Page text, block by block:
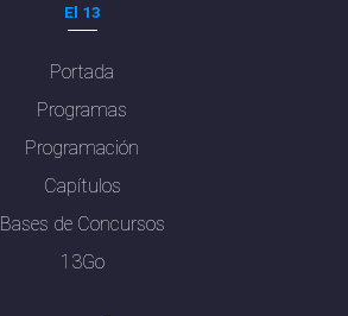
El 13
Portada
Programas
Programación
Capítulos
Bases de Concursos
13Go